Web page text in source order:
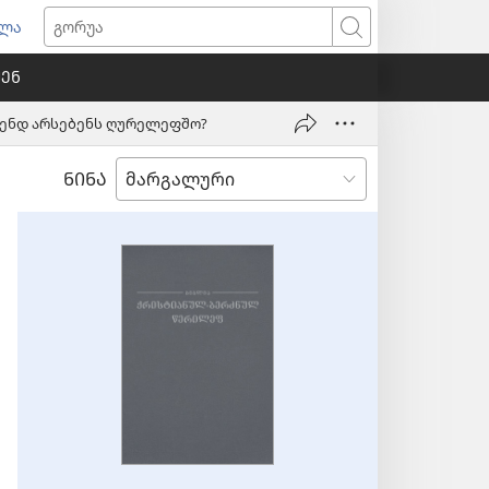
გორუა
არსებენს ღურელეფშო?
ᲜᲘᲜᲐ